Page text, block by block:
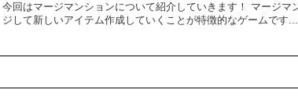
今回はマージマンションについて紹介していきます！ マージマ
ジして新しいアイテム作成していくことが特徴的なゲームです...